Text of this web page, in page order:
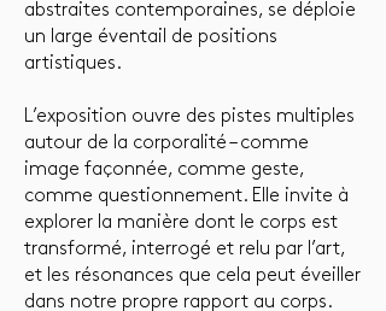
abstraites contemporaines, se déploie
un large éventail de positions
artistiques.
L’exposition ouvre des pistes multiples
autour de la corporalité – comme
image façonnée, comme geste,
comme questionnement. Elle invite à
explorer la manière dont le corps est
transformé, interrogé et relu par l’art,
et les résonances que cela peut éveiller
dans notre propre rapport au corps.